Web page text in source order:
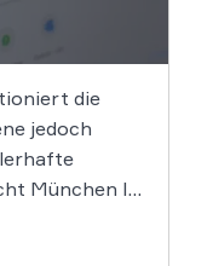
die
jedoch
München I
die